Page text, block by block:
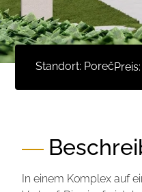
Standort: PorečPreis:
In einem Komplex auf